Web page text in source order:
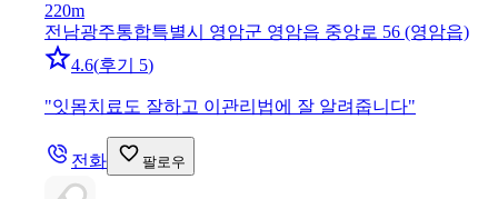
220m
전남광주통합특별시 영암군 영암읍 중앙로 56 (영암읍)
4.6(후기 5)
"잇몸치료도 잘하고 이관리법에 잘 알려줍니다"
전화 팔로우